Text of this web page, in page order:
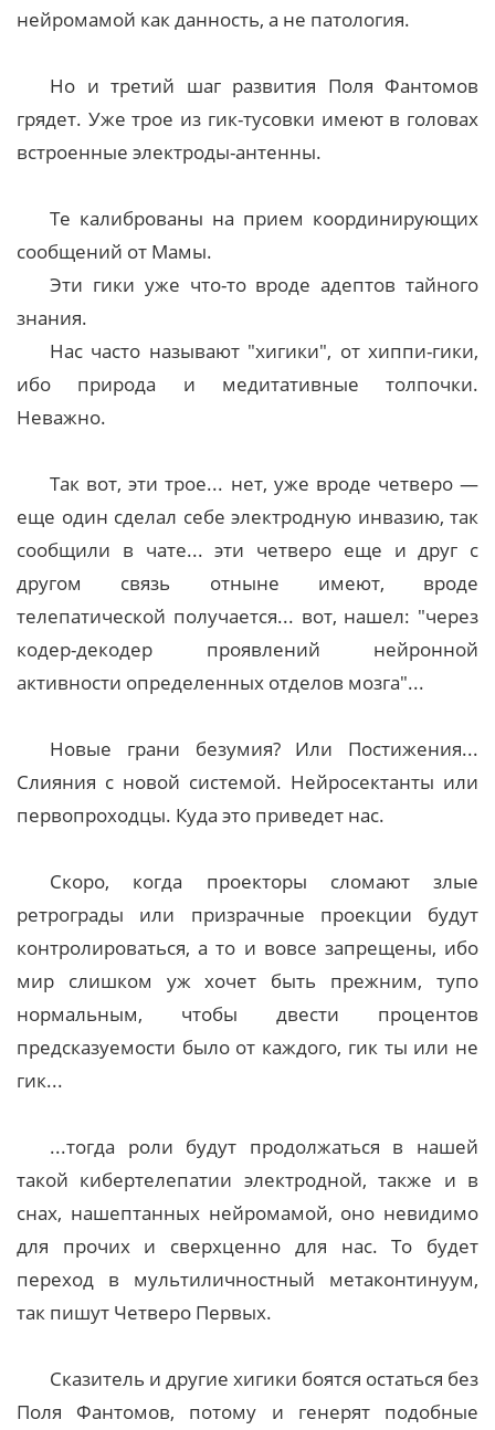
нейромамой как данность, а не патология.
Но и третий шаг развития Поля Фантомов
грядет. Уже трое из гик-тусовки имеют в головах
встроенные электроды-антенны.
Те калиброваны на прием координирующих
сообщений от Мамы.
Эти гики уже что-то вроде адептов тайного
знания.
Нас часто называют "хигики", от хиппи-гики,
ибо природа и медитативные толпочки.
Неважно.
Так вот, эти трое... нет, уже вроде четверо —
еще один сделал себе электродную инвазию, так
сообщили в чате... эти четверо еще и друг с
другом связь отныне имеют, вроде
телепатической получается... вот, нашел: "через
кодер-декодер проявлений нейронной
активности определенных отделов мозга"...
Новые грани безумия? Или Постижения...
Слияния с новой системой. Нейросектанты или
первопроходцы. Куда это приведет нас.
Скоро, когда проекторы сломают злые
ретрограды или призрачные проекции будут
контролироваться, а то и вовсе запрещены, ибо
мир слишком уж хочет быть прежним, тупо
нормальным, чтобы двести процентов
предсказуемости было от каждого, гик ты или не
гик...
...тогда роли будут продолжаться в нашей
такой кибертелепатии электродной, также и в
снах, нашептанных нейромамой, оно невидимо
для прочих и сверхценно для нас. То будет
переход в мультиличностный метаконтинуум,
так пишут Четверо Первых.
Сказитель и другие хигики боятся остаться без
Поля Фантомов, потому и генерят подобные